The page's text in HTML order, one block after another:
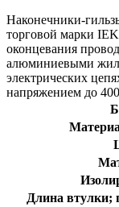
Наконечники-
торговой марки
оконцевания
алюминиевыми
электрических
напряжением до
Длина